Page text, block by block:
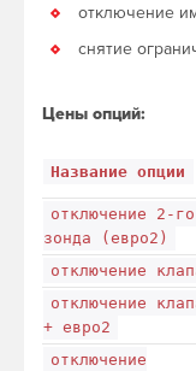
отключение
снятие
Цены опций:
Название опции
отключение 2-
зонда (евро2)
отключение
отключение
+ евро2
отключение